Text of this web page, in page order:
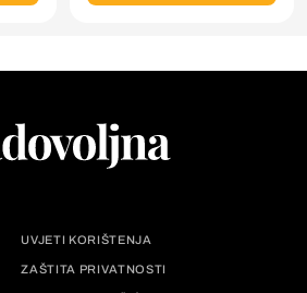
UVJETI KORIŠTENJA
ZAŠTITA PRIVATNOSTI